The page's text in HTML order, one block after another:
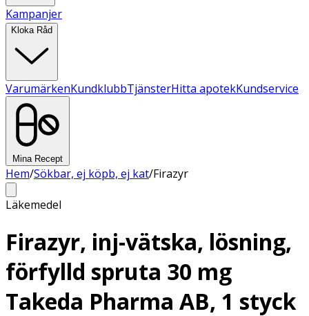
Kampanjer
Kloka Råd
VarumärkenKundklubbTjänsterHitta apotekKundservice
Mina Recept
Hem/Sökbar, ej köpb, ej kat/Firazyr
Läkemedel
Firazyr, inj-vätska, lösning,
förfylld spruta 30 mg
Takeda Pharma AB, 1 styck